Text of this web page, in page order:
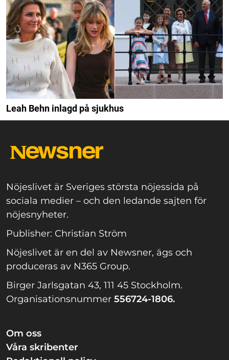
Leah Behn inlagd på sjukhus
Nöjeslivet är Sveriges största nöjessida på
sociala medier – och den ledande sajten för
nöjesnyheter.
Publisher: Christian Ström
Nöjeslivet är en del av Newsner, ägs och
produceras av N365 Group.
Birger Jarlsgatan 43, 111 45 Stockholm.
Organisationsnummer 556724-1806.
Om oss
Våra skribenter